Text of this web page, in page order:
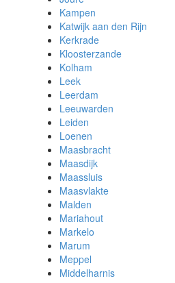
Kampen
Katwijk aan den Rijn
Kerkrade
Kloosterzande
Kolham
Leek
Leerdam
Leeuwarden
Leiden
Loenen
Maasbracht
Maasdijk
Maassluis
Maasvlakte
Malden
Mariahout
Markelo
Marum
Meppel
Middelharnis